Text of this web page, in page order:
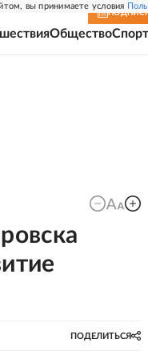
вы принимаете условия
ОбществоСпорт
ПОДЕЛИТЬСЯ